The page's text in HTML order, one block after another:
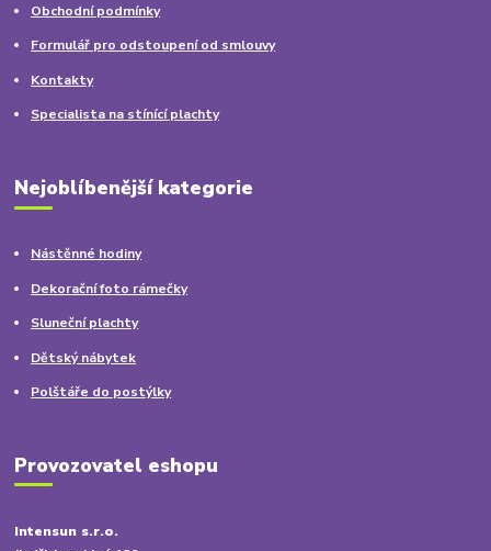
Obchodní podmínky
Formulář pro odstoupení od smlouvy
Kontakty
Specialista na stínící plachty
Nejoblíbenější kategorie
Nástěnné hodiny
Dekorační foto rámečky
Sluneční plachty
Dětský nábytek
Polštáře do postýlky
Provozovatel eshopu
Intensun s.r.o.